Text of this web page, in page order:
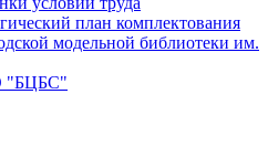
план комплектования
модельной библиотеки им.
"БЦБС"